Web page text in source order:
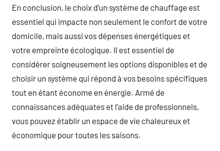
En conclusion, le choix d’un système de chauffage est
essentiel qui impacte non seulement le confort de votre
domicile, mais aussi vos dépenses énergétiques et
votre empreinte écologique. Il est essentiel de
considérer soigneusement les options disponibles et de
choisir un système qui répond à vos besoins spécifiques
tout en étant économe en énergie. Armé de
connaissances adéquates et l’aide de professionnels,
vous pouvez établir un espace de vie chaleureux et
économique pour toutes les saisons.